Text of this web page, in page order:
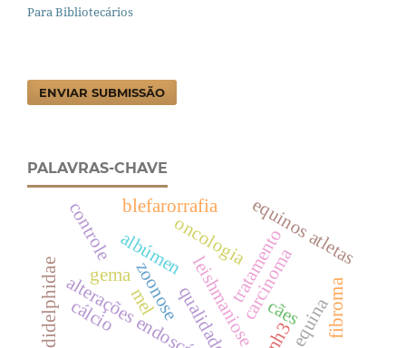
Para Bibliotecários
ENVIAR SUBMISSÃO
PALAVRAS-CHAVE
leishmaniosetratamento
zoonose
equinos atletas
albúmen
gema carcinoma
cães
oncologia
didelphidae qualidade
controle
fibroma
cálcio
nh3
mel
blefarorrafia